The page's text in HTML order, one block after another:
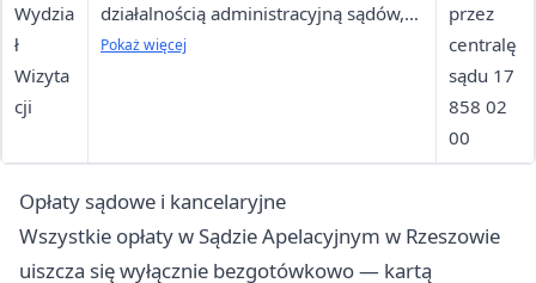
Wydzia
ł
Wizyta
cji
działalnością administracyjną sądów,
nadzór nad działalnością notariuszy i
Pokaż więcej
przez
centralę
sądu 17
858 02
00
Opłaty sądowe i kancelaryjne
Wszystkie opłaty w Sądzie Apelacyjnym w Rzeszowie
uiszcza się wyłącznie bezgotówkowo — kartą